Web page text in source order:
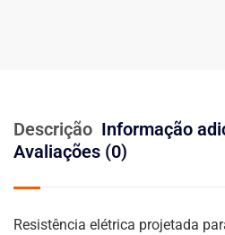
Descrição Informação
Avaliações (0)
Resistência elétrica projetada